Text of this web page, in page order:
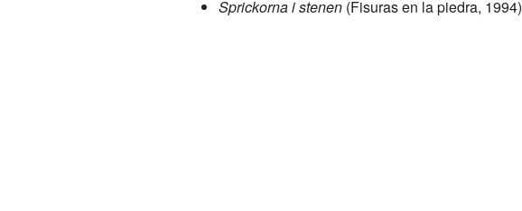
Sprickorna i stenen(Fisuras en la piedra, 1994)